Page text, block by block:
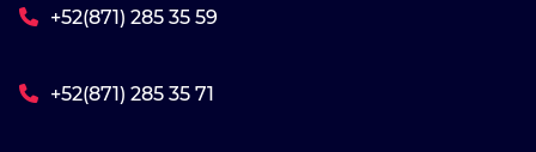
+52(871) 285 35 59
+52(871) 285 35 71